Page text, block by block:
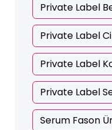
Private Label
Private Label
Private Label
Private Label
Serum Fason